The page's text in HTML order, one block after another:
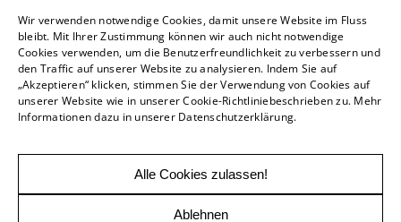
Wir verwenden notwendige Cookies, damit unsere Website im Fluss
bleibt. Mit Ihrer Zustimmung können wir auch nicht notwendige
Cookies verwenden, um die Benutzerfreundlichkeit zu verbessern und
den Traffic auf unserer Website zu analysieren. Indem Sie auf
„Akzeptieren“ klicken, stimmen Sie der Verwendung von Cookies auf
unserer Website wie in unserer Cookie-Richtliniebeschrieben zu. Mehr
Informationen dazu in unserer Datenschutzerklärung.
Alle Cookies zulassen!
Ablehnen
Taijiquan & Qigong Journal
DAOCONCEPTS Verlag
Versand & Lieferung
Zahlungsweisen
Rückgabe